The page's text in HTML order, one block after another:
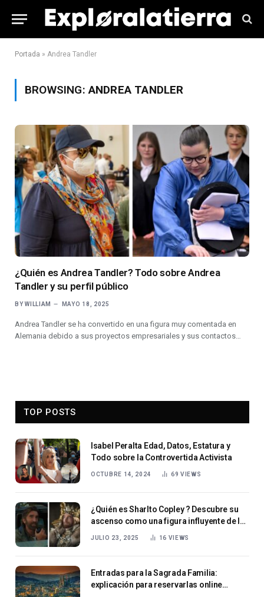
Portada » Andrea Tandler
BROWSING:ANDREA TANDLER
¿Quién es Andrea Tandler? Todo sobre Andrea
Tandler y su perfil público
BY WILLIAM MAYO 18, 2025
Andrea Tandler se ha convertido en una figura muy comentada en
Alemania debido a sus proyectos empresariales y sus contactos…
TOP POSTS
Isabel Peralta Edad, Datos, Estatura y
Todo sobre la Controvertida Activista
OCTUBRE 14, 2024 69VIEWS
¿Quién es Sharlto Copley ? Descubre su
ascenso como una figura influyente de la
actuación sudafricana
JULIO 23, 2025 16 VIEWS
Entradas para la Sagrada Familia:
explicación para reservarlas online